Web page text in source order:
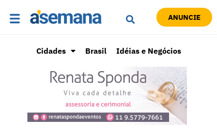
ANUNCIE
Cidades Brasil Idéias e Negócios